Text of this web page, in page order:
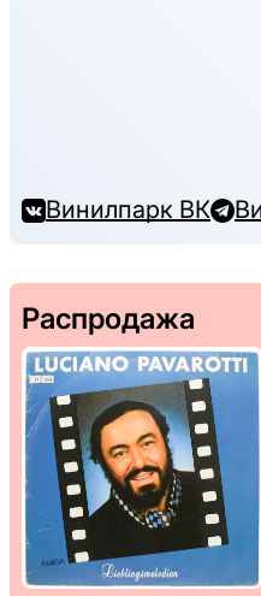
Винилпарк ВК
Распродажа